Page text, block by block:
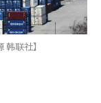
联社】